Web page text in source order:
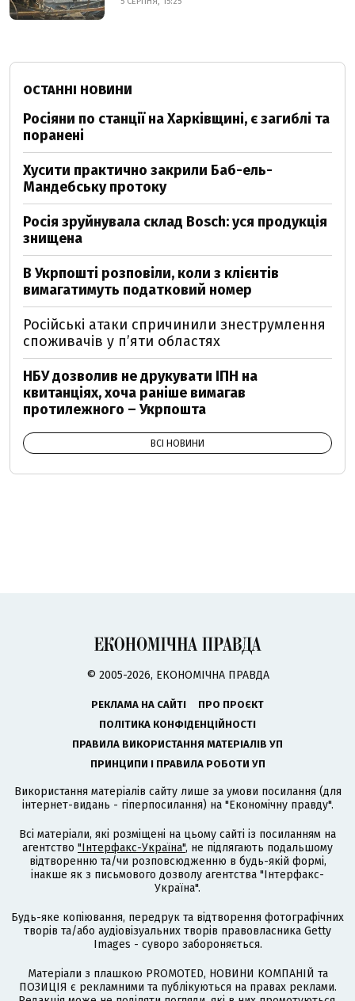
ОСТАННІ НОВИНИ
Росіяни по станції на Харківщині, є загиблі та
поранені
Хусити практично закрили Баб-ель-
Мандебську протоку
Росія зруйнувала склад Bosch: уся продукція
знищена
В Укрпошті розповіли, коли з клієнтів
вимагатимуть податковий номер
Російські атаки спричинили знеструмлення
споживачів у п’яти областях
НБУ дозволив не друкувати ІПН на
квитанціях, хоча раніше вимагав
протилежного – Укрпошта
ВСІ НОВИНИ
© 2005-2026, ЕКОНОМІЧНА ПРАВДА
РЕКЛАМА НА САЙТІ
ПРО ПРОЄКТ
ПОЛІТИКА КОНФІДЕНЦІЙНОСТІ
ПРАВИЛА ВИКОРИСТАННЯ МАТЕРІАЛІВ УП
ПРИНЦИПИ І ПРАВИЛА РОБОТИ УП
Використання матеріалів сайту лише за умови посилання (для
інтернет-видань - гіперпосилання) на "Економічну правду".
Всі матеріали, які розміщені на цьому сайті із посиланням на
агентство "Інтерфакс-Україна", не підлягають подальшому
відтворенню та/чи розповсюдженню в будь-якій формі,
інакше як з письмового дозволу агентства "Інтерфакс-
Україна".
Будь-яке копіювання, передрук та відтворення фотографічних
творів та/або аудіовізуальних творів правовласника Getty
Images - суворо забороняється.
Матеріали з плашкою PROMOTED, НОВИНИ КОМПАНІЙ та
ПОЗИЦІЯ є рекламними та публікуються на правах реклами.